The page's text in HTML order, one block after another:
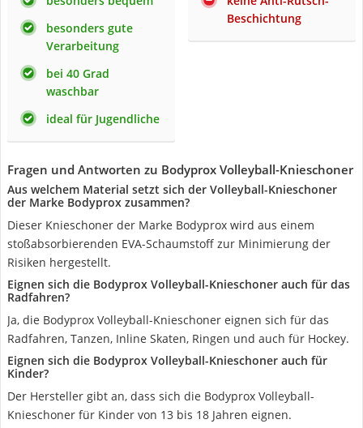
besonders gute
Verarbeitung
bei 40 Grad
waschbar
ideal für Jugendliche
Beschichtung
Fragen und Antworten zu Bodyprox Volleyball-Knieschoner
Aus welchem Material setzt sich der Volleyball-Knieschoner
der Marke Bodyprox zusammen?
Dieser Knieschoner der Marke Bodyprox wird aus einem
stoßabsorbierenden EVA-Schaumstoff zur Minimierung der
Risiken hergestellt.
Eignen sich die Bodyprox Volleyball-Knieschoner auch für das
Radfahren?
Ja, die Bodyprox Volleyball-Knieschoner eignen sich für das
Radfahren, Tanzen, Inline Skaten, Ringen und auch für Hockey.
Eignen sich die Bodyprox Volleyball-Knieschoner auch für
Kinder?
Der Hersteller gibt an, dass sich die Bodyprox Volleyball-
Knieschoner für Kinder von 13 bis 18 Jahren eignen.